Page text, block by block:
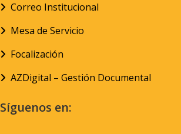
Correo Institucional
Mesa de Servicio
Focalización
AZDigital – Gestión Documental
Síguenos en: